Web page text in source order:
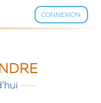
CONNEXION